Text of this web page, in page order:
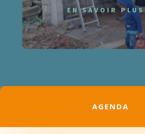
EN SAVOIR PLUS
AGENDA